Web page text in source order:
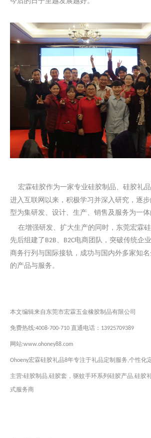
宏霖硅胶作为一家专业硅胶制品、硅胶礼
进入互联网以来，积极学习并深入研究，逐
型为集研发、设计、生产、销售及服务为一体
在增强研发、扩大生产的同时，东莞宏霖硅
先后组建了 B2B 、 B2C电商团队，突破传统企
商务行列与国际接轨，成功与国内外多家知
的产品与服务。
本文编辑来自东莞市宏霖五金橡胶制品有限公司
免费热线:4008-700-710 直通电话： 13925709389
网站:www.ohoney88.com
Ohoeny宏霖硅胶礼品8年专注于礼品定制服务,个性化
主营:硅胶制品,硅胶套，驱蚊手环系列硅胶产品,硅胶
式服务商